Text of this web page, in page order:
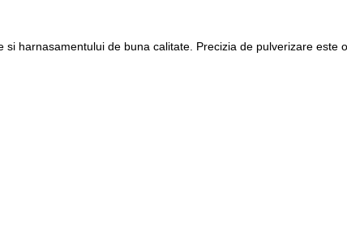
harnasamentului de buna calitate. Precizia de pulverizare este